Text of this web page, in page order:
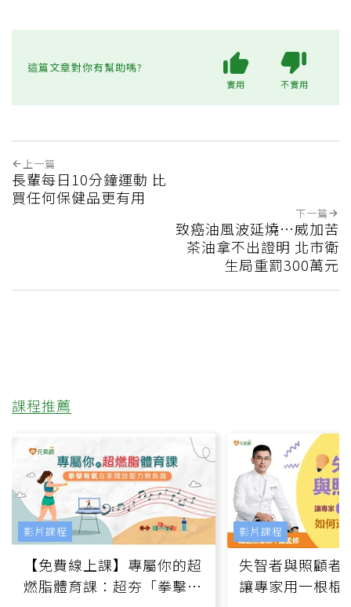
這篇文章對你有幫助嗎?
實用 不實用
上一篇
長輩每日10分鐘運動 比
買任何保健品更有用
下一篇
致癌油風波延燒…威加苦
茶油拿不出證明 北市衛
生局重罰300萬元
課程推薦
【免費線上課】專屬你的超
燃脂體育課：超夯「拳擊有
影片課程
失智者與照顧者
讓專家用一根棍
影片課程